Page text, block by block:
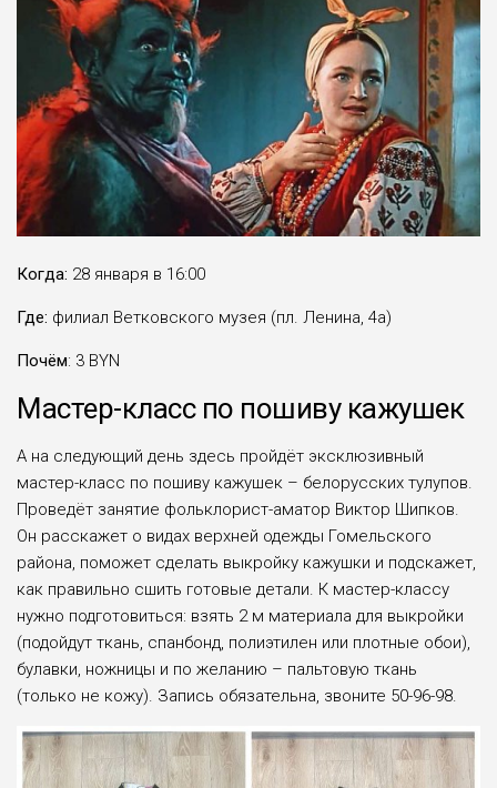
Когда: 28 января в 16:00
Где: филиал Ветковского музея (пл. Ленина, 4а)
Почём: 3 BYN
Мастер-класс по пошиву кажушек
А на следующий день здесь пройдёт эксклюзивный
мастер-класс по пошиву кажушек – белорусских тулупов.
Проведёт занятие фольклорист-аматор Виктор Шипков.
Он расскажет о видах верхней одежды Гомельского
района, поможет сделать выкройку кажушки и подскажет,
как правильно сшить готовые детали. К мастер-классу
нужно подготовиться: взять 2 м материала для выкройки
(подойдут ткань, спанбонд, полиэтилен или плотные обои),
булавки, ножницы и по желанию – пальтовую ткань
(только не кожу). Запись обязательна, звоните 50-96-98.